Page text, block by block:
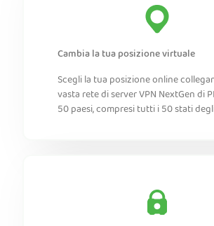
Cambia la tua posizione virtuale
Scegli la tua posizione online
vasta rete di server VPN NextGen di
50 paesi, compresi tutti i 50 stati